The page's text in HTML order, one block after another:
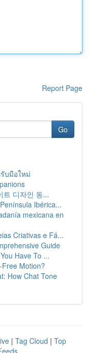
Report Page
Go
บมือใหม่
트 디자인 동...
Ibérica...
mexicana en
Criativas e Fá...
Guide
Have To ...
Motion?
How Chat Tone
| Tag Cloud | Top